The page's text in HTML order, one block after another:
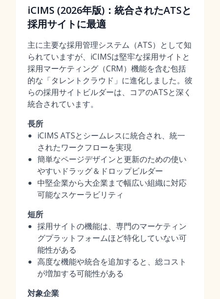
iCIMS (2026年版)：統合されたATSと
採用サイトに最適
主に主要な採用管理システム（ATS）として知
られていますが、iCIMSは堅牢な採用サイトと
採用マーケティング（CRM）機能を含む包括
的な「タレントクラウド」に進化しました。彼
らの採用サイトビルダーは、コアのATSと深く
統合されています。
長所
iCIMS ATSとシームレスに統合され、統一
されたワークフローを実現
簡単なページデザインと更新のための使い
やすいドラッグ＆ドロップビルダー
中堅企業から大企業まで幅広い組織に対応
可能なスケーラビリティ
短所
採用サイトの機能は、専門のマーケティン
グプラットフォームほど特化していない可
能性がある
高度な機能や統合を追加すると、総コスト
が増加する可能性がある
対象企業